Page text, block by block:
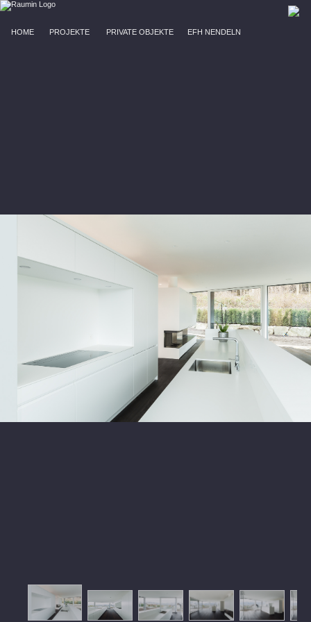
HOME PROJEKTE PRIVATE OBJEKTE EFH NENDELN